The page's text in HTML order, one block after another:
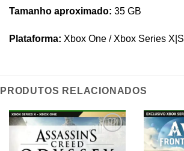
Tamanho aproximado: 35 GB
Plataforma: Xbox One / Xbox Series X|S
PRODUTOS RELACIONADOS